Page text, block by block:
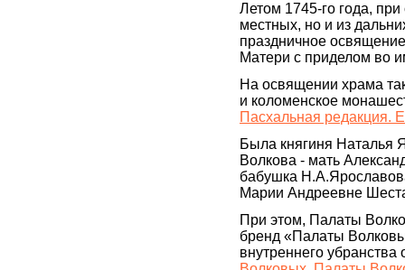
Летом 1745-го года,
местных, но и из
праздничное
Матери с приделом во
На освящении храма
и коломенское
Пасхальная редакция.
Была княгиня Наталья
Волкова - мать
бабушка
Марии Андреевне
При этом, Палаты
бренд «Палаты
внутреннего